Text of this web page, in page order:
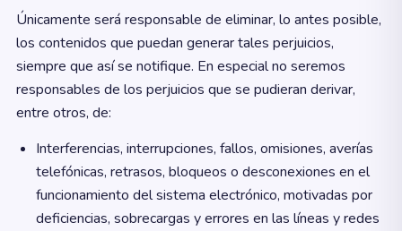
Únicamente será responsable de eliminar, lo antes posible,
los contenidos que puedan generar tales perjuicios,
siempre que así se notifique. En especial no seremos
responsables de los perjuicios que se pudieran derivar,
entre otros, de:
Interferencias, interrupciones, fallos, omisiones, averías
telefónicas, retrasos, bloqueos o desconexiones en el
funcionamiento del sistema electrónico, motivadas por
deficiencias, sobrecargas y errores en las líneas y redes